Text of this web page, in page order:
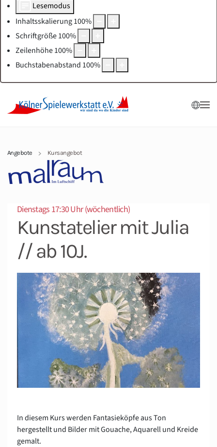
Lesemodus
Inhaltsskalierung100%
Schriftgröße100%
Zeilenhöhe100%
Buchstabenabstand 100%
Angebote Kursangebot
Dienstags 17:30 Uhr (wöchentlich)
Kunstatelier mit Julia
// ab 10J.
In diesem Kurs werden Fantasieköpfe aus Ton
hergestellt und Bilder mit Gouache, Aquarell und Kreide
gemalt.